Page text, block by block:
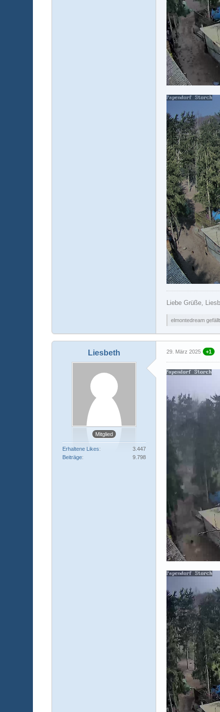
Liebe Grüße,
elmontedream
Liesbeth
Mitglied
Erhaltene Likes
3.447
Beiträge
9.798
29. März 2025 +1